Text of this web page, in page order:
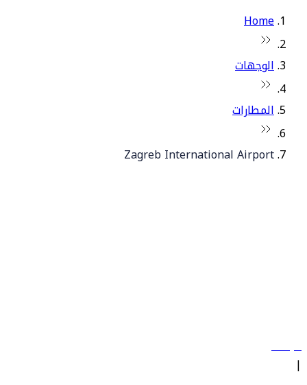
Home
الوجهات
المطارات
Zagreb International Airport
سياساتنا
|